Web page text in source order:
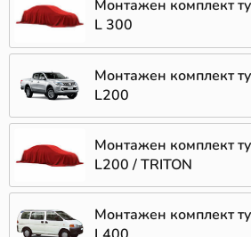
Монтажен комплект
L 300
Монтажен комплект
L200
Монтажен комплект
L200 / TRITON
Монтажен комплект